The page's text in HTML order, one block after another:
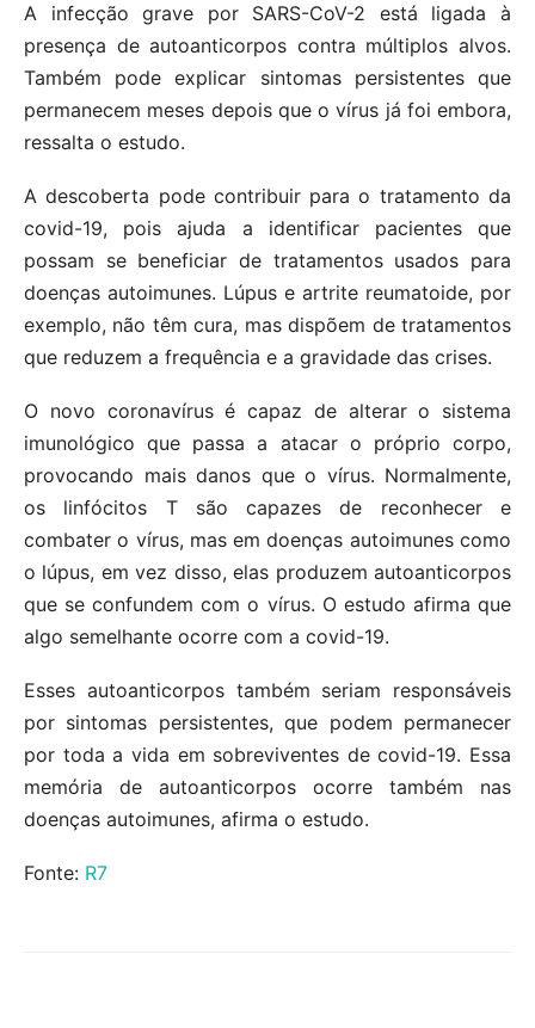
A infecção grave por SARS-CoV-2 está ligada à
presença de autoanticorpos contra múltiplos alvos.
Também pode explicar sintomas persistentes que
permanecem meses depois que o vírus já foi embora,
ressalta o estudo.
A descoberta pode contribuir para o tratamento da
covid-19, pois ajuda a identificar pacientes que
possam se beneficiar de tratamentos usados para
doenças autoimunes. Lúpus e artrite reumatoide, por
exemplo, não têm cura, mas dispõem de tratamentos
que reduzem a frequência e a gravidade das crises.
O novo coronavírus é capaz de alterar o sistema
imunológico que passa a atacar o próprio corpo,
provocando mais danos que o vírus. Normalmente,
os linfócitos T são capazes de reconhecer e
combater o vírus, mas em doenças autoimunes como
o lúpus, em vez disso, elas produzem autoanticorpos
que se confundem com o vírus. O estudo afirma que
algo semelhante ocorre com a covid-19.
Esses autoanticorpos também seriam responsáveis
por sintomas persistentes, que podem permanecer
por toda a vida em sobreviventes de covid-19. Essa
memória de autoanticorpos ocorre também nas
doenças autoimunes, afirma o estudo.
Fonte: R7